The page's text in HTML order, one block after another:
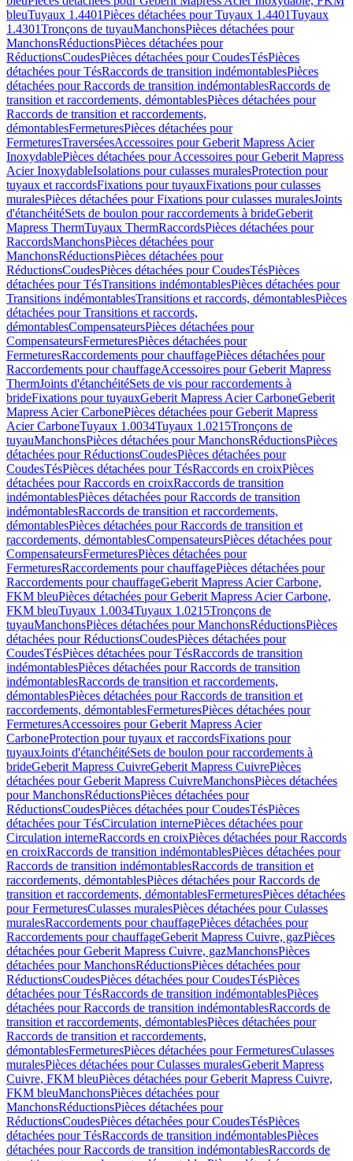
bleuTuyaux 1.4401Pièces détachées pour Tuyaux 1.4401Tuyaux
1.4301Tronçons de tuyauManchonsPièces détachées pour
ManchonsRéductionsPièces détachées pour
RéductionsCoudesPièces détachées pour CoudesTésPièces
détachées pour TésRaccords de transition indémontablesPièces
détachées pour Raccords de transition indémontablesRaccords de
transition et raccordements, démontablesPièces détachées pour
Raccords de transition et raccordements,
démontablesFermeturesPièces détachées pour
FermeturesTraverséesAccessoires pour Geberit Mapress Acier
InoxydablePièces détachées pour Accessoires pour Geberit Mapress
Acier InoxydableIsolations pour culasses muralesProtection pour
tuyaux et raccordsFixations pour tuyauxFixations pour culasses
muralesPièces détachées pour Fixations pour culasses muralesJoints
d'étanchéitéSets de boulon pour raccordements à brideGeberit
Mapress ThermTuyaux ThermRaccordsPièces détachées pour
RaccordsManchonsPièces détachées pour
ManchonsRéductionsPièces détachées pour
RéductionsCoudesPièces détachées pour CoudesTésPièces
détachées pour TésTransitions indémontablesPièces détachées pour
Transitions indémontablesTransitions et raccords, démontablesPièces
détachées pour Transitions et raccords,
démontablesCompensateursPièces détachées pour
CompensateursFermeturesPièces détachées pour
FermeturesRaccordements pour chauffagePièces détachées pour
Raccordements pour chauffageAccessoires pour Geberit Mapress
ThermJoints d'étanchéitéSets de vis pour raccordements à
brideFixations pour tuyauxGeberit Mapress Acier CarboneGeberit
Mapress Acier CarbonePièces détachées pour Geberit Mapress
Acier CarboneTuyaux 1.0034Tuyaux 1.0215Tronçons de
tuyauManchonsPièces détachées pour ManchonsRéductionsPièces
détachées pour RéductionsCoudesPièces détachées pour
CoudesTésPièces détachées pour TésRaccords en croixPièces
détachées pour Raccords en croixRaccords de transition
indémontablesPièces détachées pour Raccords de transition
indémontablesRaccords de transition et raccordements,
démontablesPièces détachées pour Raccords de transition et
raccordements, démontablesCompensateursPièces détachées pour
CompensateursFermeturesPièces détachées pour
FermeturesRaccordements pour chauffagePièces détachées pour
Raccordements pour chauffageGeberit Mapress Acier Carbone,
FKM bleuPièces détachées pour Geberit Mapress Acier Carbone,
FKM bleuTuyaux 1.0034Tuyaux 1.0215Tronçons de
tuyauManchonsPièces détachées pour ManchonsRéductionsPièces
détachées pour RéductionsCoudesPièces détachées pour
CoudesTésPièces détachées pour TésRaccords de transition
indémontablesPièces détachées pour Raccords de transition
indémontablesRaccords de transition et raccordements,
démontablesPièces détachées pour Raccords de transition et
raccordements, démontablesFermeturesPièces détachées pour
FermeturesAccessoires pour Geberit Mapress Acier
CarboneProtection pour tuyaux et raccordsFixations pour
tuyauxJoints d'étanchéitéSets de boulon pour raccordements à
brideGeberit Mapress CuivreGeberit Mapress CuivrePièces
détachées pour Geberit Mapress CuivreManchonsPièces détachées
pour ManchonsRéductionsPièces détachées pour
RéductionsCoudesPièces détachées pour CoudesTésPièces
détachées pour TésCirculation internePièces détachées pour
Circulation interneRaccords en croixPièces détachées pour Raccords
en croixRaccords de transition indémontablesPièces détachées pour
Raccords de transition indémontablesRaccords de transition et
raccordements, démontablesPièces détachées pour Raccords de
transition et raccordements, démontablesFermeturesPièces détachées
pour FermeturesCulasses muralesPièces détachées pour Culasses
muralesRaccordements pour chauffagePièces détachées pour
Raccordements pour chauffageGeberit Mapress Cuivre, gazPièces
détachées pour Geberit Mapress Cuivre, gazManchonsPièces
détachées pour ManchonsRéductionsPièces détachées pour
RéductionsCoudesPièces détachées pour CoudesTésPièces
détachées pour TésRaccords de transition indémontablesPièces
détachées pour Raccords de transition indémontablesRaccords de
transition et raccordements, démontablesPièces détachées pour
Raccords de transition et raccordements,
démontablesFermeturesPièces détachées pour FermeturesCulasses
muralesPièces détachées pour Culasses muralesGeberit Mapress
Cuivre, FKM bleuPièces détachées pour Geberit Mapress Cuivre,
FKM bleuManchonsPièces détachées pour
ManchonsRéductionsPièces détachées pour
RéductionsCoudesPièces détachées pour CoudesTésPièces
détachées pour TésRaccords de transition indémontablesPièces
détachées pour Raccords de transition indémontablesRaccords de